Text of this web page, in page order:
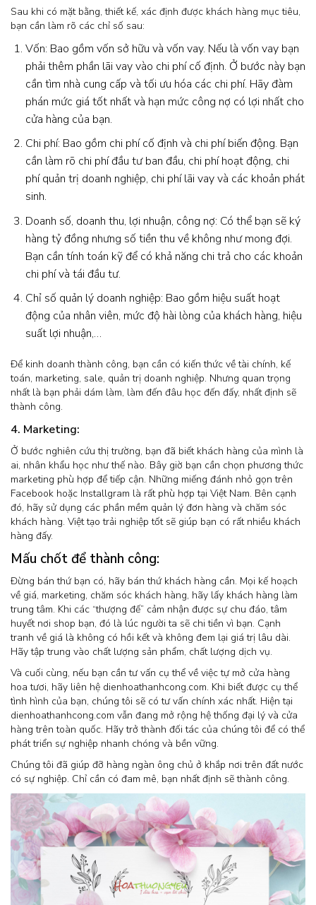
Sau khi có mặt bằng, thiết kế, xác định được khách hàng mục tiêu,
bạn cần làm rõ các chỉ số sau:
Vốn: Bao gồm vốn sở hữu và vốn vay. Nếu là vốn vay bạn
phải thêm phần lãi vay vào chi phí cố định. Ở bước này bạn
cần tìm nhà cung cấp và tối ưu hóa các chi phí. Hãy đàm
phán mức giá tốt nhất và hạn mức công nợ có lợi nhất cho
cửa hàng của bạn.
Chi phí: Bao gồm chi phí cố định và chi phí biến động. Bạn
cần làm rõ chi phí đầu tư ban đầu, chi phí hoạt động, chi
phí quản trị doanh nghiệp, chi phí lãi vay và các khoản phát
sinh.
Doanh số, doanh thu, lợi nhuận, công nợ: Có thể bạn sẽ ký
hàng tỷ đồng nhưng số tiền thu về không như mong đợi.
Bạn cần tính toán kỹ để có khả năng chi trả cho các khoản
chi phí và tái đầu tư.
Chỉ số quản lý doanh nghiệp: Bao gồm hiệu suất hoạt
động của nhân viên, mức độ hài lòng của khách hàng, hiệu
suất lợi nhuận,…
Để kinh doanh thành công, bạn cần có kiến thức về tài chính, kế
toán, marketing, sale, quản trị doanh nghiệp. Nhưng quan trọng
nhất là bạn phải dám làm, làm đến đâu học đến đấy, nhất định sẽ
thành công.
4. Marketing:
Ở bước nghiên cứu thị trường, bạn đã biết khách hàng của mình là
ai, nhân khẩu học như thế nào. Bây giờ bạn cần chọn phương thức
marketing phù hợp để tiếp cận. Những miếng đánh nhỏ gọn trên
Facebook hoặc Installgram là rất phù hợp tại Việt Nam. Bên cạnh
đó, hãy sử dụng các phần mềm quản lý đơn hàng và chăm sóc
khách hàng. Việt tạo trải nghiệp tốt sẽ giúp bạn có rất nhiều khách
hàng đấy.
Mấu chốt để thành công:
Đừng bán thứ bạn có, hãy bán thứ khách hàng cần. Mọi kế hoạch
về giá, marketing, chăm sóc khách hàng, hãy lấy khách hàng làm
trung tâm. Khi các “thượng đế” cảm nhận được sự chu đáo, tâm
huyết nơi shop bạn, đó là lúc người ta sẽ chi tiền vì bạn. Cạnh
tranh về giá là không có hồi kết và không đem lại giá trị lâu dài.
Hãy tập trung vào chất lượng sản phẩm, chất lượng dịch vụ.
Và cuối cùng, nếu bạn cần tư vấn cụ thể về việc tự mở cửa hàng
hoa tươi, hãy liên hệ dienhoathanhcong.com. Khi biết được cụ thể
tình hình của bạn, chúng tôi sẽ có tư vấn chính xác nhất. Hiện tại
dienhoathanhcong.com vẫn đang mở rộng hệ thống đại lý và cửa
hàng trên toàn quốc. Hãy trở thành đối tác của chúng tôi để có thể
phát triển sự nghiệp nhanh chóng và bền vững.
Chúng tôi đã giúp đỡ hàng ngàn ông chủ ở khắp nơi trên đất nước
có sự nghiệp. Chỉ cần có đam mê, bạn nhất định sẽ thành công.